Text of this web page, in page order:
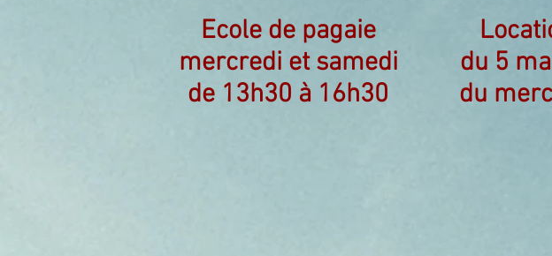
du 5
du
Ecole de pagaie
mercredi et samedi
de 13h30 à 16h30